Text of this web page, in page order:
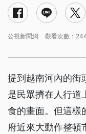
公視新聞網 觀看次數：
提到越南河內的街
是民眾擠在人行道
食的畫面。但這樣
府近來大動作整頓